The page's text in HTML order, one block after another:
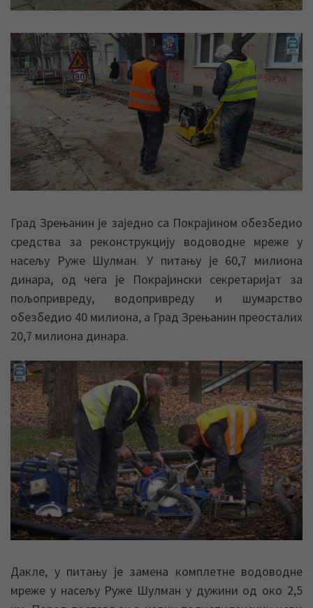
Град Зрењанин је заједно са Покрајином обезбедио
средства за реконструкцију водоводне мреже у
насељу Руже Шулман. У питању је 60,7 милиона
динара, од чега је Покрајински секретаријат за
пољопривреду, водопривреду и шумарство
обезбедио 40 милиона, а Град Зрењанин преосталих
20,7 милиона динара.
Дакле, у питању је замена комплетне водоводне
мреже у насељу Руже Шулман у дужини од око 2,5